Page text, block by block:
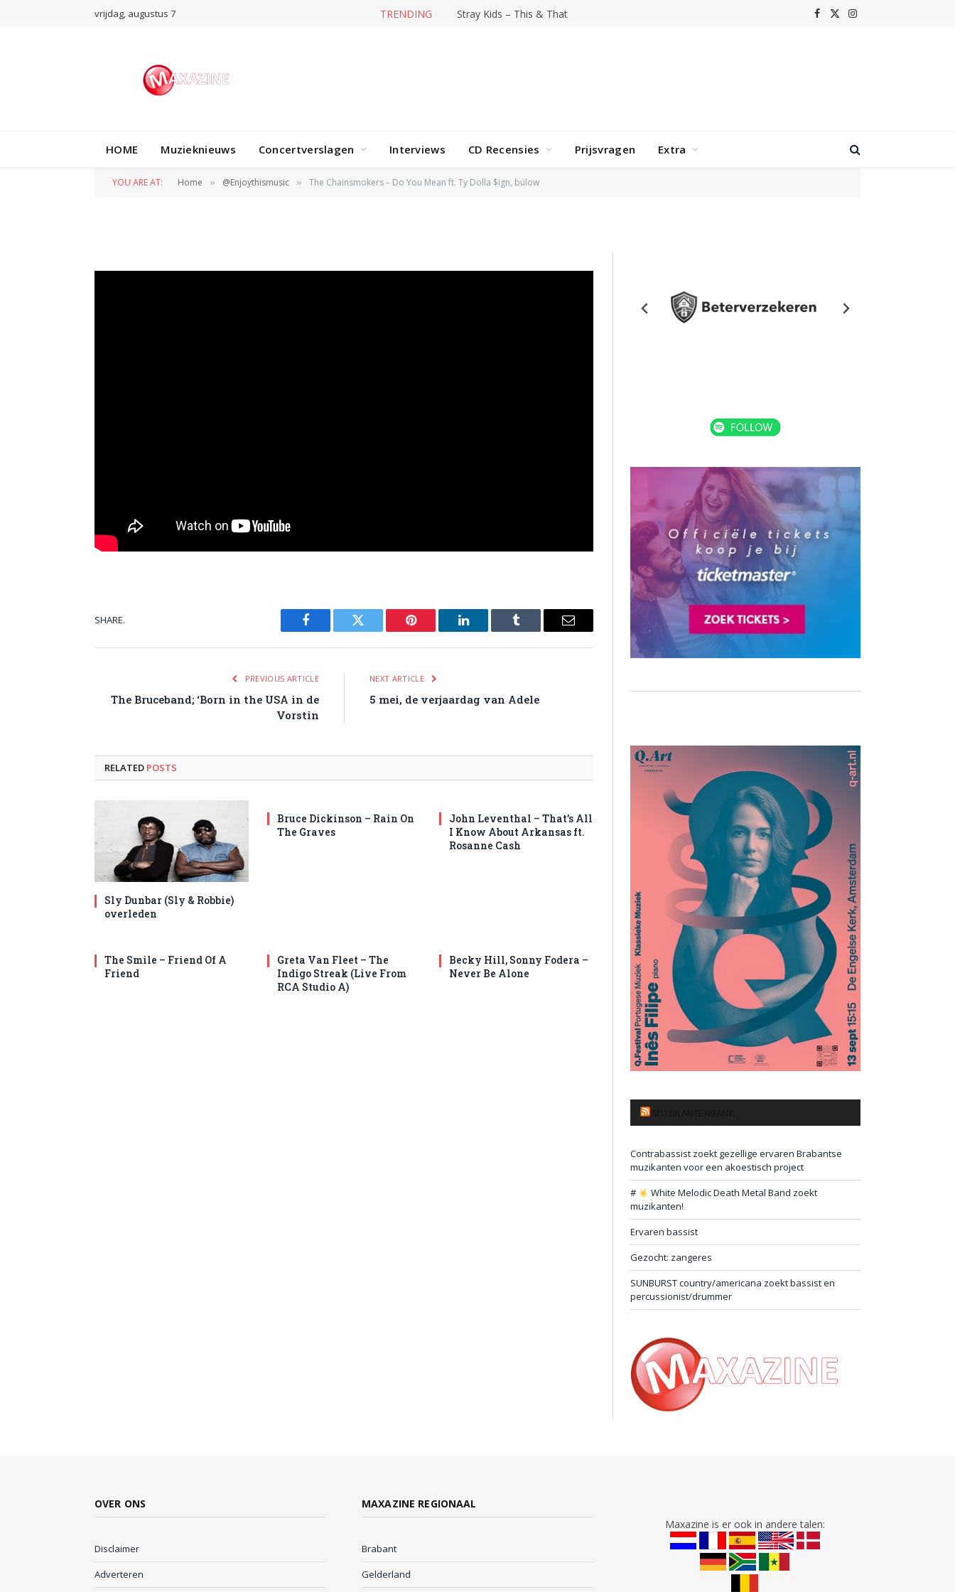
vrijdag, augustus 7 TRENDING Stray Kids – This & That Facebook
X
Instagram
HOME Muzieknieuws Concertverslagen Interviews CD Recensies Prijsvragen Extra
YOU ARE AT: Home » @Enjoythismusic » The Chainsmokers – Do You Mean ft. Ty Dolla $ign, bülow
@ENJOYTHISMUSIC
Dolla $ign, bülow
SHARE.
Facebook Twitter Pinterest LinkedIn Tumblr Email
PREVIOUS ARTICLE
The Bruceband; ‘Born in the USA in de
Vorstin
NEXT ARTICLE
5 mei, de verjaardag van Adele
RELATED POSTS
Sly Dunbar (Sly & Robbie)
overleden
Bruce Dickinson – Rain On
The Graves
John Leventhal – That’s All
I Know About Arkansas ft.
Rosanne Cash
The Smile – Friend Of A
Friend
Greta Van Fleet – The
Indigo Streak (Live From
RCA Studio A)
Becky Hill, Sonny Fodera –
Never Be Alone
Contrabassist zoekt gezellige ervaren Brabantse
muzikanten voor een akoestisch project
#
White Melodic Death Metal Band zoekt
muzikanten!
Ervaren bassist
Gezocht: zangeres
SUNBURST country/americana zoekt bassist en
percussionist/drummer
OVER ONS
Disclaimer
Adverteren
MAXAZINE REGIONAAL
Brabant
Gelderland
Maxazine is er ook in andere talen: